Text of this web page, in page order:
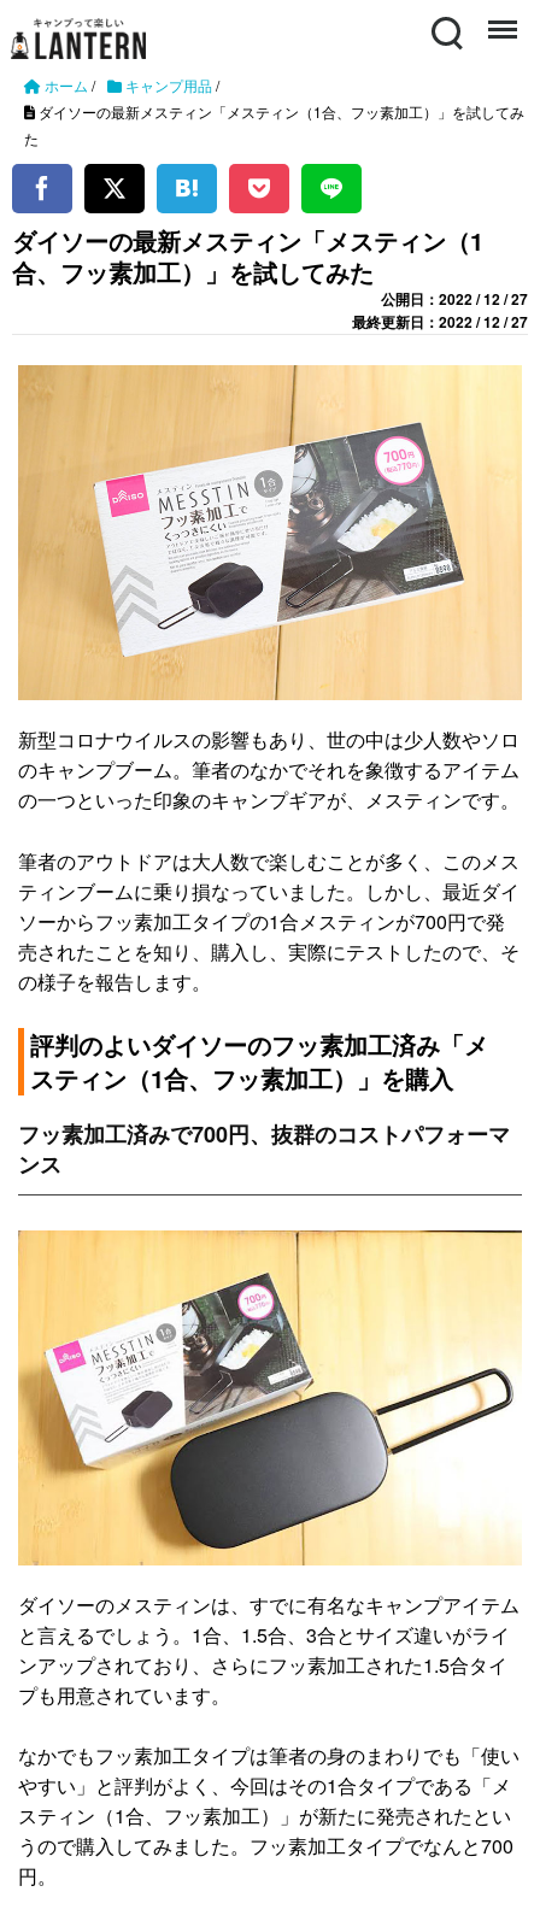
Search Menu
ホーム / キャンプ用品/
ダイソーの最新メスティン「メスティン（1合、フッ素加工）」を試してみ
た
ダイソーの最新メスティン「メスティン（1
合、フッ素加工）」を試してみた
公開日：2022 / 12 / 27
最終更新日：2022 / 12 / 27
新型コロナウイルスの影響もあり、世の中は少人数やソロ
のキャンプブーム。筆者のなかでそれを象徴するアイテム
の一つといった印象のキャンプギアが、メスティンです。
筆者のアウトドアは大人数で楽しむことが多く、このメス
ティンブームに乗り損なっていました。しかし、最近ダイ
ソーからフッ素加工タイプの1合メスティンが700円で発
売されたことを知り、購入し、実際にテストしたので、そ
の様子を報告します。
評判のよいダイソーのフッ素加工済み「メ
スティン（1合、フッ素加工）」を購入
フッ素加工済みで700円、抜群のコストパフォーマ
ンス
ダイソーのメスティンは、すでに有名なキャンプアイテム
と言えるでしょう。1合、1.5合、3合とサイズ違いがライ
ンアップされており、さらにフッ素加工された1.5合タイ
プも用意されています。
なかでもフッ素加工タイプは筆者の身のまわりでも「使い
やすい」と評判がよく、今回はその1合タイプである「メ
スティン（1合、フッ素加工）」が新たに発売されたとい
うので購入してみました。フッ素加工タイプでなんと700
円。